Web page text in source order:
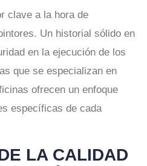
clave a la hora de
Un historial sólido en
en la ejecución de los
que se especializan en
ofrecen un enfoque
específicas de cada
LA CALIDAD